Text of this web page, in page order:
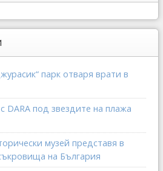
парк отваря врати в
DARA под звездите на плажа
музей представя в
на България